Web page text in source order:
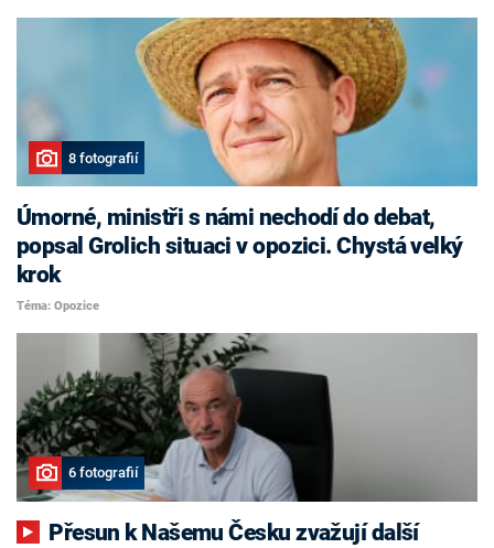
8 fotografií
Úmorné, ministři s námi nechodí do debat,
popsal Grolich situaci v opozici. Chystá velký
krok
Téma: Opozice
6 fotografií